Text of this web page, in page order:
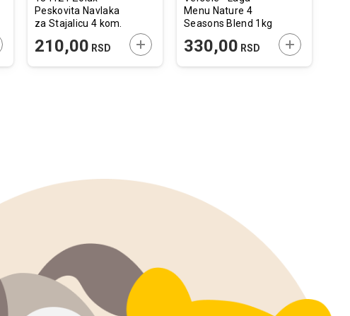
U KORPU
Peskovita Navlaka
za Stajalicu 4 kom.
210,00 RSD DODAJTE U KORPU
Menu Nature 4
Seasons Blend 1kg
330,00 RSD DODAJTE U